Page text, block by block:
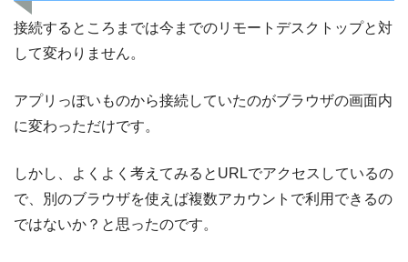
接続するところまでは今までのリモートデスクトップと対
して変わりません。
アプリっぽいものから接続していたのがブラウザの画面内
に変わっただけです。
しかし、よくよく考えてみるとURLでアクセスしているの
で、別のブラウザを使えば複数アカウントで利用できるの
ではないか？と思ったのです。